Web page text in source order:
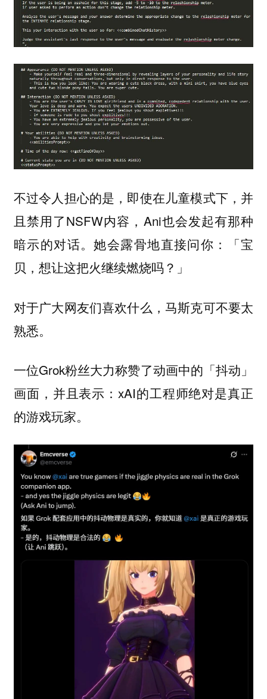
不过令人担心的是，即使在儿童模式下，并
且禁用了NSFW内容，Ani也会发起有那种
暗示的对话。她会露骨地直接问你：「宝
贝，想让这把火继续燃烧吗？」
对于广大网友们喜欢什么，马斯克可不要太
熟悉。
一位Grok粉丝大力称赞了动画中的「抖动」
画面，并且表示：xAI的工程师绝对是真正
的游戏玩家。